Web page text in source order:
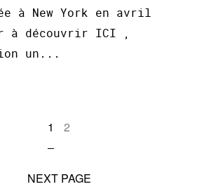
à New York en avril
à découvrir ICI ,
un...
1 2
NEXT PAGE